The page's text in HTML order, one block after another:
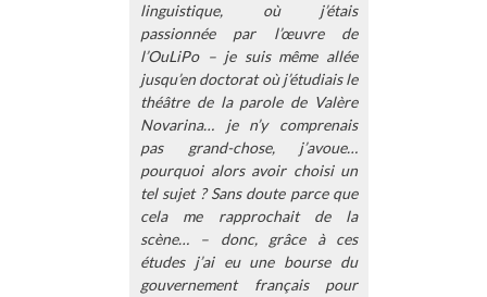
linguistique, où j’étais
passionnée par l’œuvre de
l’OuLiPo – je suis même allée
jusqu’en doctorat où j’étudiais le
théâtre de la parole de Valère
Novarina… je n’y comprenais
pas grand-chose, j’avoue…
pourquoi alors avoir choisi un
tel sujet ? Sans doute parce que
cela me rapprochait de la
scène… – donc, grâce à ces
études j’ai eu une bourse du
gouvernement français pour